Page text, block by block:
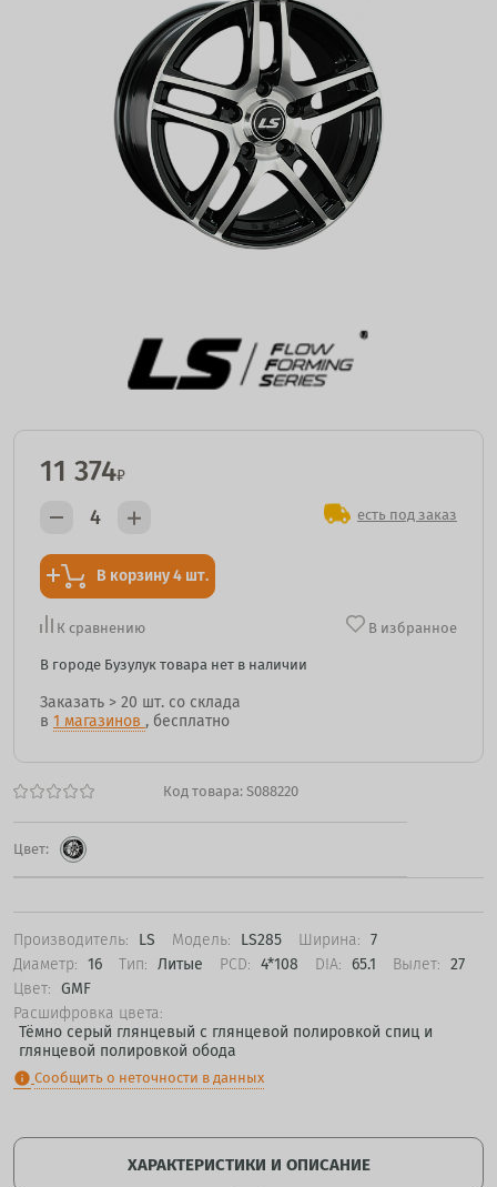
Код товара: S088220
Цвет:
Производитель: LS Модель: LS285 Ширина: 7
Диаметр: 16 Тип: Литые PCD: 4*108 DIA: 65.1 Вылет: 27
Цвет: GMF
Расшифровка цвета:
Тёмно серый глянцевый с глянцевой полировкой спиц и
глянцевой полировкой обода
info Сообщить о неточности в данных
11 374₽
есть под заказ
В корзину 4 шт.
К сравнению В избранное
В городе Бузулук товара нет в наличии
Заказать > 20 шт. со склада
в 1 магазинов , бесплатно
ХАРАКТЕРИСТИКИ И ОПИСАНИЕ